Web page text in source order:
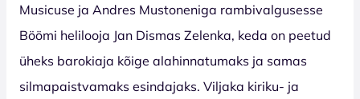
Musicuse ja Andres Mustoneniga rambivalgusesse
Böömi helilooja Jan Dismas Zelenka, keda on peetud
üheks barokiaja kõige alahinnatumaks ja samas
silmapaistvamaks esindajaks. Viljaka kiriku- ja